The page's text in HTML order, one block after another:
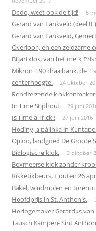
Dodo, weet ook de tijd! 5
Gerard van Lankveld (deel II )
Gerard van Lankveld, Gemert
Overloon, en een zeldzame
Biljartklok, van het merk
Mikron T 90 draaibank, de T
centerhoogte.
24 oktober
Rondreizende
In Time Stiphout 29 juni
Is Time a Trick ! 27 juni 2016
Hodiny, a pálinka in
Oploo, landgoed De Groote
Biologische klok. 3 oktober
Boxmeerse klok zonder
Rikketikbeurs, Houten 26
Bakel, windmolen en
Hoofdprijs in St. Anthonis.
Horlogemaker Gerardus
Tausch Kampen- Sint